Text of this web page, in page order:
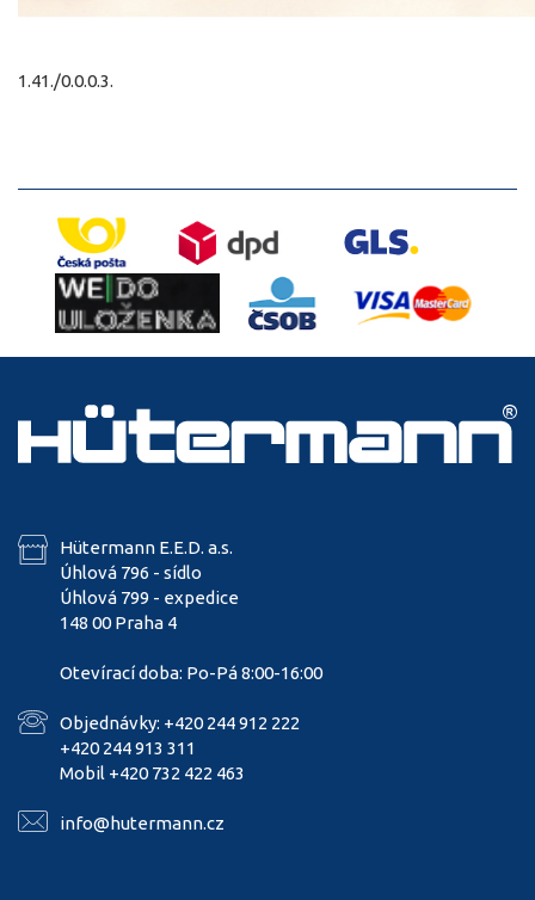
1.41./0.0.0.3.
Hütermann E.E.D. a.s.
Úhlová 796 - sídlo
Úhlová 799 - expedice
148 00 Praha 4
Otevírací doba: Po-Pá 8:00-16:00
Objednávky: +420 244 912 222
+420 244 913 311
Mobil +420 732 422 463
info@hutermann.cz